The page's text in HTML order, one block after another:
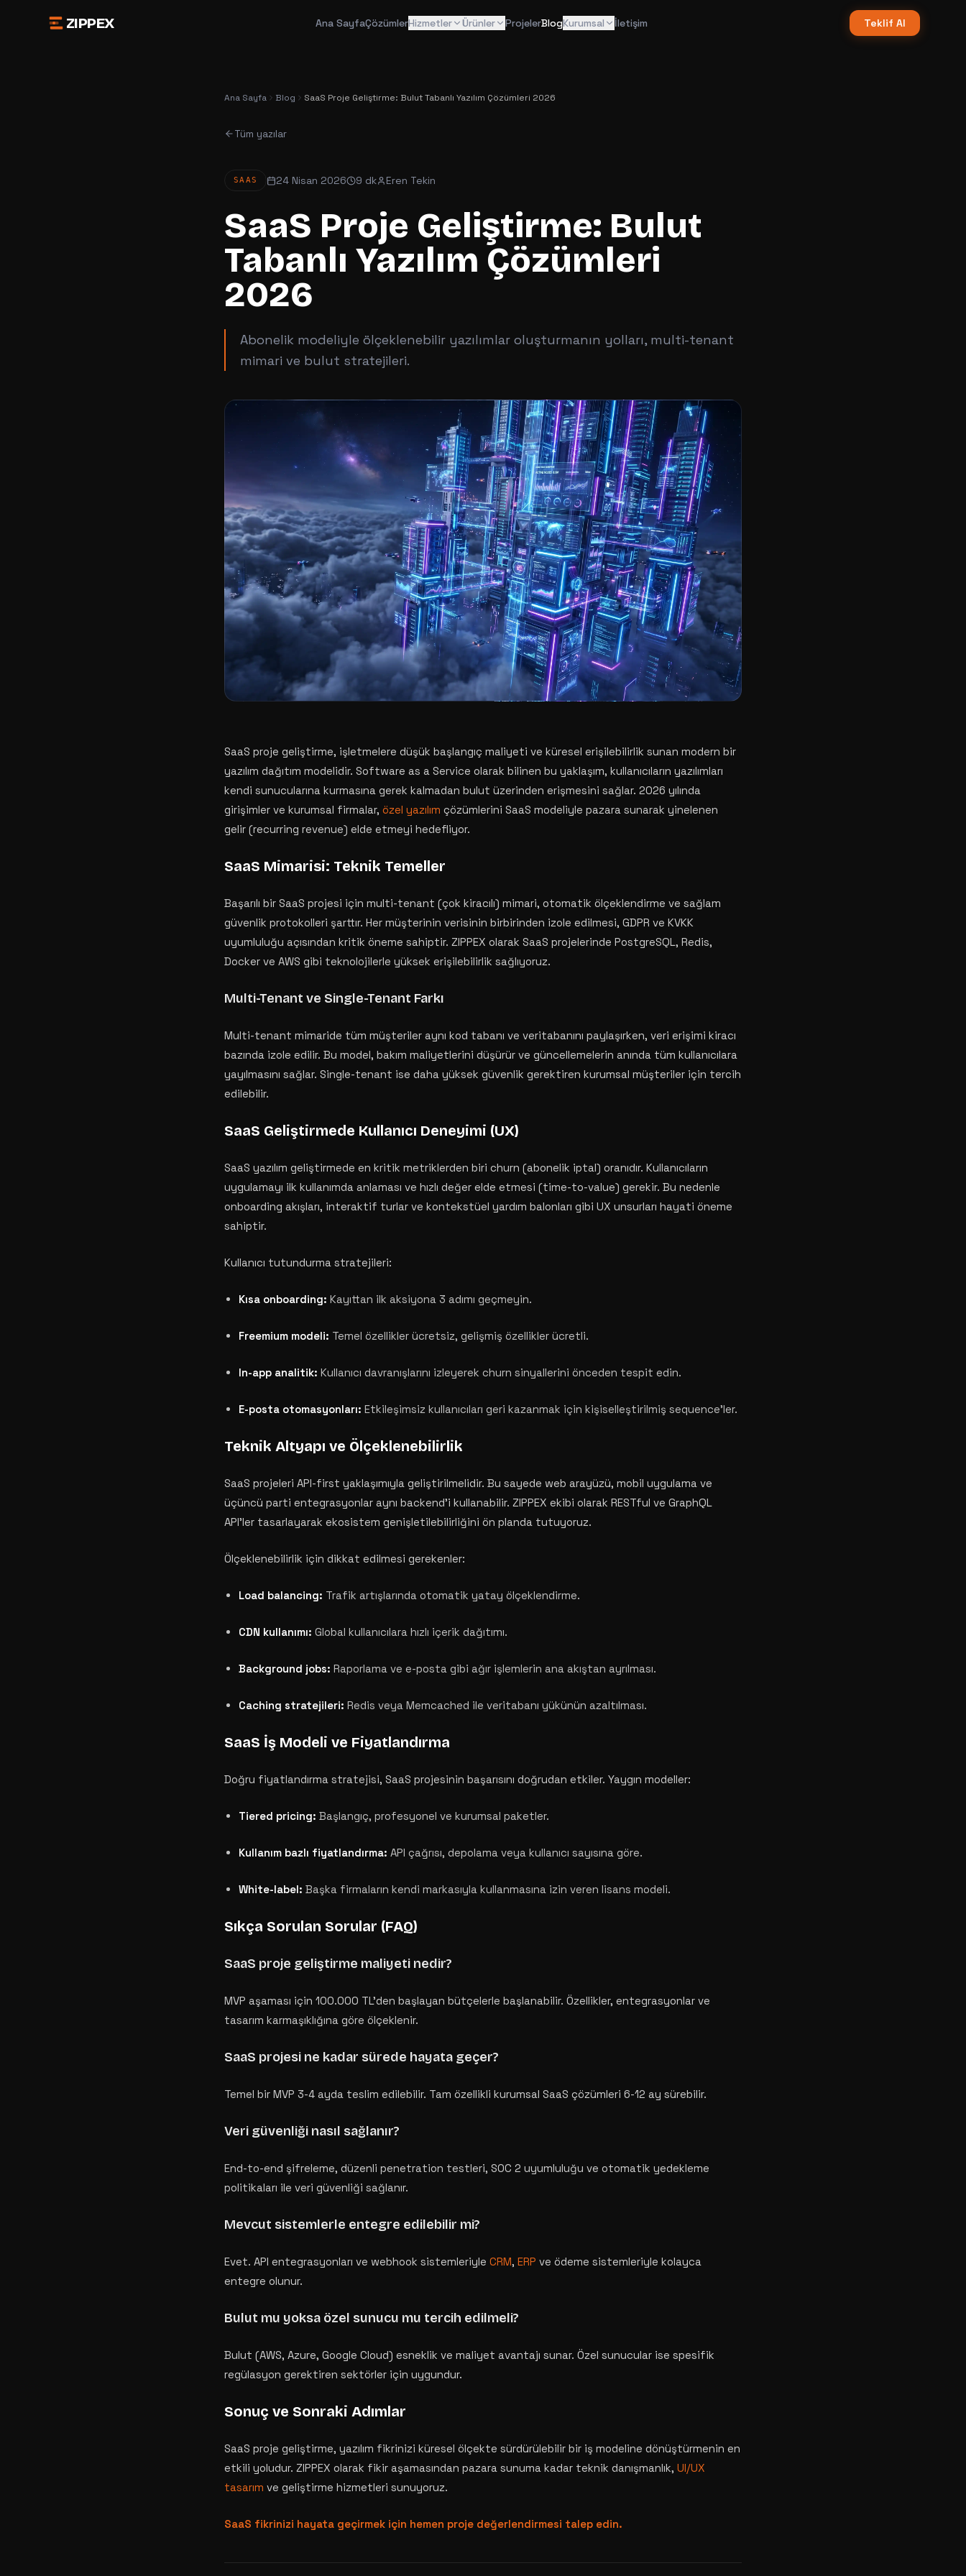
ZIPPEX Ana SayfaÇözümlerHizmetler Ürünler ProjelerBlogKurumsal İletişim Teklif Al
Ana Sayfa Blog SaaS Proje Geliştirme: Bulut Tabanlı Yazılım Çözümleri 2026
Tüm yazılar
SAAS 24 Nisan 2026 9 dk Eren Tekin
SaaS Proje Geliştirme: Bulut
Tabanlı Yazılım Çözümleri
2026
Abonelik modeliyle ölçeklenebilir yazılımlar oluşturmanın yolları, multi-tenant
mimari ve bulut stratejileri.
SaaS proje geliştirme, işletmelere düşük başlangıç maliyeti ve küresel erişilebilirlik sunan modern bir
yazılım dağıtım modelidir. Software as a Service olarak bilinen bu yaklaşım, kullanıcıların yazılımları
kendi sunucularına kurmasına gerek kalmadan bulut üzerinden erişmesini sağlar. 2026 yılında
girişimler ve kurumsal firmalar, özel yazılım çözümlerini SaaS modeliyle pazara sunarak yinelenen
gelir (recurring revenue) elde etmeyi hedefliyor.
SaaS Mimarisi: Teknik Temeller
Başarılı bir SaaS projesi için multi-tenant (çok kiracılı) mimari, otomatik ölçeklendirme ve sağlam
güvenlik protokolleri şarttır. Her müşterinin verisinin birbirinden izole edilmesi, GDPR ve KVKK
uyumluluğu açısından kritik öneme sahiptir. ZIPPEX olarak SaaS projelerinde PostgreSQL, Redis,
Docker ve AWS gibi teknolojilerle yüksek erişilebilirlik sağlıyoruz.
Multi-Tenant ve Single-Tenant Farkı
Multi-tenant mimaride tüm müşteriler aynı kod tabanı ve veritabanını paylaşırken, veri erişimi kiracı
bazında izole edilir. Bu model, bakım maliyetlerini düşürür ve güncellemelerin anında tüm kullanıcılara
yayılmasını sağlar. Single-tenant ise daha yüksek güvenlik gerektiren kurumsal müşteriler için tercih
edilebilir.
SaaS Geliştirmede Kullanıcı Deneyimi (UX)
SaaS yazılım geliştirmede en kritik metriklerden biri churn (abonelik iptal) oranıdır. Kullanıcıların
uygulamayı ilk kullanımda anlaması ve hızlı değer elde etmesi (time-to-value) gerekir. Bu nedenle
onboarding akışları, interaktif turlar ve kontekstüel yardım balonları gibi UX unsurları hayati öneme
sahiptir.
Kullanıcı tutundurma stratejileri:
Kısa onboarding: Kayıttan ilk aksiyona 3 adımı geçmeyin.
Freemium modeli: Temel özellikler ücretsiz, gelişmiş özellikler ücretli.
In-app analitik: Kullanıcı davranışlarını izleyerek churn sinyallerini önceden tespit edin.
E-posta otomasyonları: Etkileşimsiz kullanıcıları geri kazanmak için kişiselleştirilmiş sequence'ler.
Teknik Altyapı ve Ölçeklenebilirlik
SaaS projeleri API-first yaklaşımıyla geliştirilmelidir. Bu sayede web arayüzü, mobil uygulama ve
üçüncü parti entegrasyonlar aynı backend'i kullanabilir. ZIPPEX ekibi olarak RESTful ve GraphQL
API'ler tasarlayarak ekosistem genişletilebilirliğini ön planda tutuyoruz.
Ölçeklenebilirlik için dikkat edilmesi gerekenler:
Load balancing: Trafik artışlarında otomatik yatay ölçeklendirme.
CDN kullanımı: Global kullanıcılara hızlı içerik dağıtımı.
Background jobs: Raporlama ve e-posta gibi ağır işlemlerin ana akıştan ayrılması.
Caching stratejileri: Redis veya Memcached ile veritabanı yükünün azaltılması.
SaaS İş Modeli ve Fiyatlandırma
Doğru fiyatlandırma stratejisi, SaaS projesinin başarısını doğrudan etkiler. Yaygın modeller:
Tiered pricing: Başlangıç, profesyonel ve kurumsal paketler.
Kullanım bazlı fiyatlandırma: API çağrısı, depolama veya kullanıcı sayısına göre.
White-label: Başka firmaların kendi markasıyla kullanmasına izin veren lisans modeli.
Sıkça Sorulan Sorular (FAQ)
SaaS proje geliştirme maliyeti nedir?
MVP aşaması için 100.000 TL'den başlayan bütçelerle başlanabilir. Özellikler, entegrasyonlar ve
tasarım karmaşıklığına göre ölçeklenir.
SaaS projesi ne kadar sürede hayata geçer?
Temel bir MVP 3-4 ayda teslim edilebilir. Tam özellikli kurumsal SaaS çözümleri 6-12 ay sürebilir.
Veri güvenliği nasıl sağlanır?
End-to-end şifreleme, düzenli penetration testleri, SOC 2 uyumluluğu ve otomatik yedekleme
politikaları ile veri güvenliği sağlanır.
Mevcut sistemlerle entegre edilebilir mi?
Evet. API entegrasyonları ve webhook sistemleriyle CRM, ERP ve ödeme sistemleriyle kolayca
entegre olunur.
Bulut mu yoksa özel sunucu mu tercih edilmeli?
Bulut (AWS, Azure, Google Cloud) esneklik ve maliyet avantajı sunar. Özel sunucular ise spesifik
regülasyon gerektiren sektörler için uygundur.
Sonuç ve Sonraki Adımlar
SaaS proje geliştirme, yazılım fikrinizi küresel ölçekte sürdürülebilir bir iş modeline dönüştürmenin en
etkili yoludur. ZIPPEX olarak fikir aşamasından pazara sunuma kadar teknik danışmanlık, UI/UX
tasarım ve geliştirme hizmetleri sunuyoruz.
SaaS fikrinizi hayata geçirmek için hemen proje değerlendirmesi talep edin.